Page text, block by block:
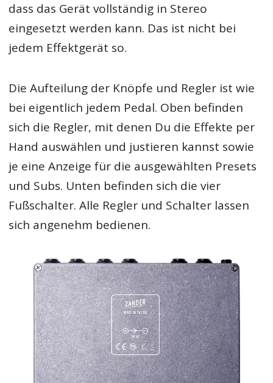
dass das Gerät vollständig in Stereo
eingesetzt werden kann. Das ist nicht bei
jedem Effektgerät so.
Die Aufteilung der Knöpfe und Regler ist wie
bei eigentlich jedem Pedal. Oben befinden
sich die Regler, mit denen Du die Effekte per
Hand auswählen und justieren kannst sowie
je eine Anzeige für die ausgewählten Presets
und Subs. Unten befinden sich die vier
Fußschalter. Alle Regler und Schalter lassen
sich angenehm bedienen.